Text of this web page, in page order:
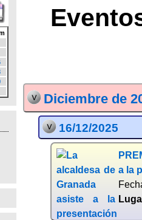
Diciembre de
16/12/2025
a la